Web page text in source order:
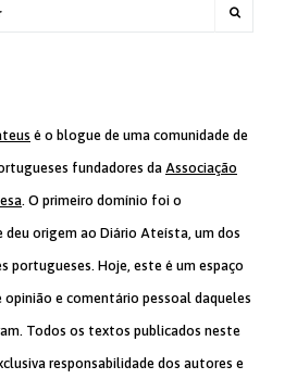
é o blogue de uma comunidade de
fundadores da Associação
. O primeiro domínio foi o
deu origem ao Diário Ateísta, um dos
portugueses. Hoje, este é um espaço
opinião e comentário pessoal daqueles
Todos os textos publicados neste
responsabilidade dos autores e